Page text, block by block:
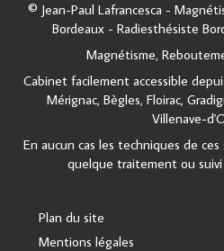
© Jean-Paul Lafrancesca -
Bordeaux - Radiesthésiste
Magnétisme,
Cabinet facilement accessible
Mérignac, Bègles, Floirac,
Villenave-
En aucun cas les techniques de
quelque traitement ou
Plan du site
Mentions légales